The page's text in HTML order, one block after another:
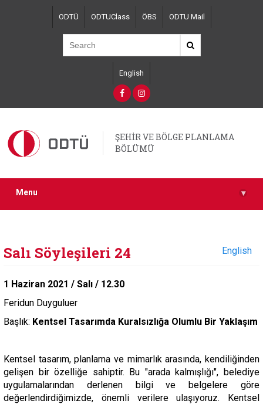
ODTÜ ODTUClass ÖBS ODTU Mail
English
ŞEHİR VE BÖLGE PLANLAMA
BÖLÜMÜ
Menu ▾
Salı Söyleşileri 24 English
1 Haziran 2021 / Salı / 12.30
Feridun Duyguluer
Başlık: Kentsel Tasarımda Kuralsızlığa Olumlu Bir Yaklaşım
Kentsel tasarım, planlama ve mimarlık arasında, kendiliğinden
gelişen bir özelliğe sahiptir. Bu "arada kalmışlığı", belediye
uygulamalarından derlenen bilgi ve belgelere göre
değerlendirdiğimizde, önemli verilere ulaşıyoruz. Kentsel